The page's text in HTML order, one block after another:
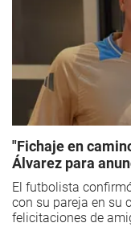
"Fichaje en
Álvarez para
El futbolista
con su pareja en su
felicitaciones de